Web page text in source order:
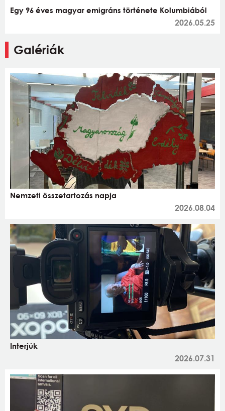
Egy 96 éves magyar emigráns története Kolumbiából
2026.05.25
Galériák
Nemzeti összetartozás napja
2026.08.04
Interjúk
2026.07.31